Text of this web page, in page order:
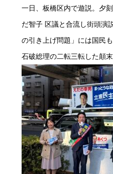
一日、板橋区内で遊説。夕
だ智子 区議と合流し街頭演
の引き上げ問題」には国民
石破総理の二転三転した顛